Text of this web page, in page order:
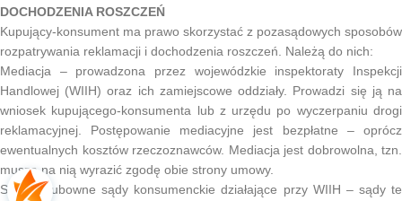
DOCHODZENIA ROSZCZEŃ
Kupujący-konsument ma prawo skorzystać z pozasądowych sposobów
rozpatrywania reklamacji i dochodzenia roszczeń. Należą do nich:
Mediacja – prowadzona przez wojewódzkie inspektoraty Inspekcji
Handlowej (WIIH) oraz ich zamiejscowe oddziały. Prowadzi się ją na
wniosek kupującego-konsumenta lub z urzędu po wyczerpaniu drogi
reklamacyjnej. Postępowanie mediacyjne jest bezpłatne – oprócz
ewentualnych kosztów rzeczoznawców. Mediacja jest dobrowolna, tzn.
muszą na nią wyrazić zgodę obie strony umowy.
Stałe polubowne sądy konsumenckie działające przy WIIH – sądy te